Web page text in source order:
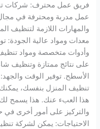
فريق عمل محترف: شركات
عمل مدربة ومحترفة في مجال
والمهارات اللازمة لتنظيف
معدات ومواد عالية الجودة:
وأدوات متخصصة ومواد
على نتائج ممتازة وتنظيف
الأسطح. توفير الوقت
تنظيف المنزل بنفسك،
هذا العبء عنك. هذا يسمح لك
والتركيز على أمور أخرى
الاحتياجات: يمكن لشركة